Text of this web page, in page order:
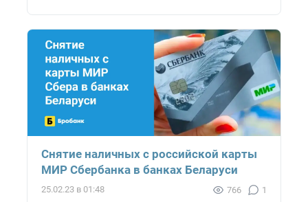
Снятие наличных с российской карты
МИР Сбербанка в банках Беларуси
25.02.23 в 01:48 766
1